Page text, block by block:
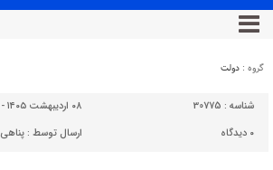
گروه : دولت
شناسه : 30775
۰۸ اردیبهشت ۱۴۰۵ - ۲۲:۳۱
۰ دیدگاه ارسال توسط :پناهی